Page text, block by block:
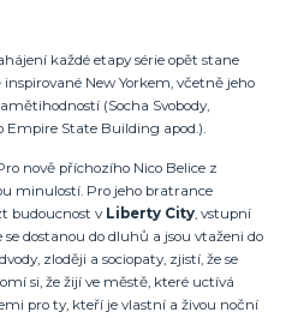
každé etapy série opět stane
New Yorkem, včetně jeho
(Socha Svobody,
State Building apod.).
nově příchozího Nico Belice z
minulostí. Pro jeho bratrance
budoucnost v Liberty City , vstupní
dostanou do dluhů a jsou vtaženi do
zloději a sociopaty, zjistí, že se
si, že žijí ve městě, které uctívá
pro ty, kteří je vlastní a živou noční